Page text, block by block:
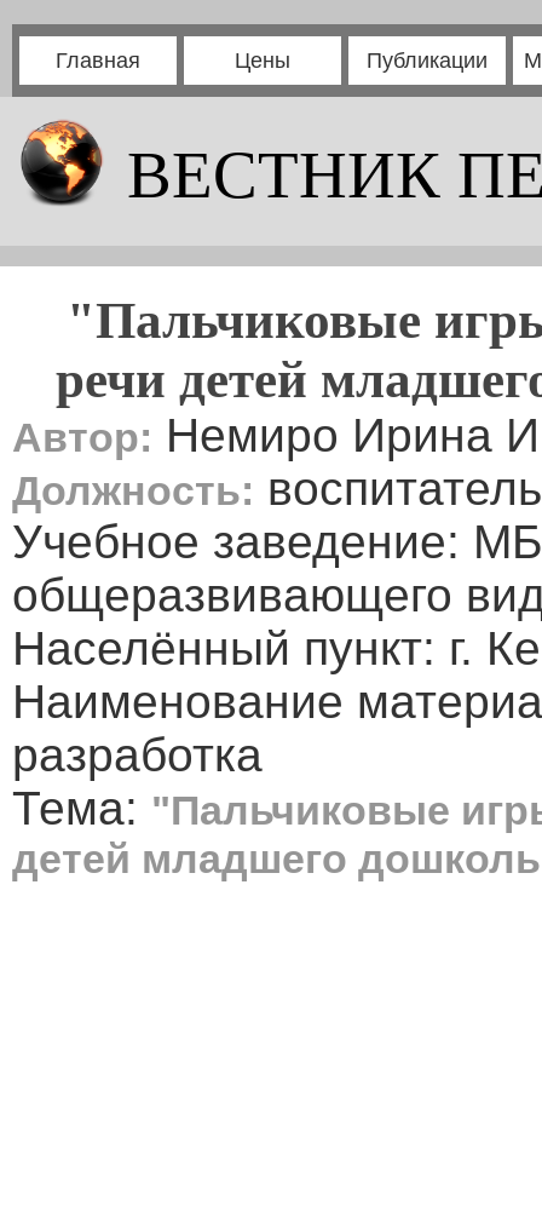
Главная Цены Публикации
ВЕСТНИК
"Пальчиковые
речи детей
Автор: Немиро Ирина
Должность: воспитатель
Учебное заведение:
общеразвивающего
Населённый пункт: г.
Наименование
разработка
Тема: "Пальчиковые
детей младшего